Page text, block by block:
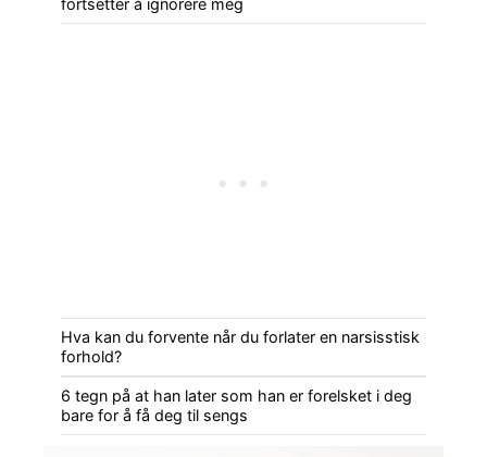
fortsetter å ignorere meg
Hva kan du forvente når du forlater en narsisstisk
forhold?
6 tegn på at han later som han er forelsket i deg
bare for å få deg til sengs